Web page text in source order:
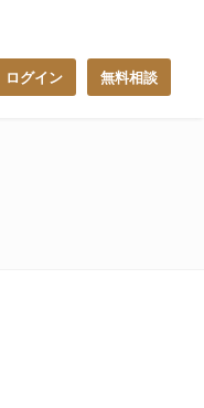
ログイン 無料相談